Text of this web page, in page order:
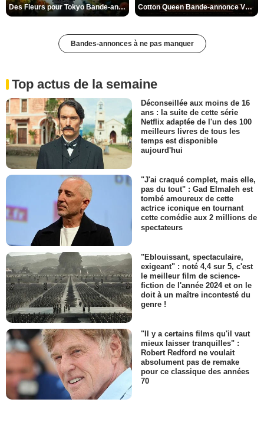
Des Fleurs pour Tokyo Bande-annonce VO STFR Cotton Queen Bande-annonce VO STFR
Bandes-annonces à ne pas manquer
Top actus de la semaine
Déconseillée aux moins de 16
ans : la suite de cette série
Netflix adaptée de l'un des 100
meilleurs livres de tous les
temps est disponible
aujourd'hui
"J'ai craqué complet, mais elle,
pas du tout" : Gad Elmaleh est
tombé amoureux de cette
actrice iconique en tournant
cette comédie aux 2 millions de
spectateurs
"Eblouissant, spectaculaire,
exigeant" : noté 4,4 sur 5, c'est
le meilleur film de science-
fiction de l'année 2024 et on le
doit à un maître incontesté du
genre !
"Il y a certains films qu'il vaut
mieux laisser tranquilles" :
Robert Redford ne voulait
absolument pas de remake
pour ce classique des années
70